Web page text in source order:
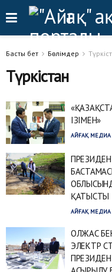
Басты бет Бөлімдер
Түркістан
ІЗІМЕН»
АЙҒАҚ МЕДИА
ҚАТЫСТЫ
АЙҒАҚ МЕДИА
ОЛЖАС
ЭЛЕКТР